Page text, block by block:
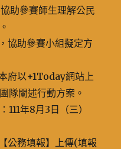
助參賽師生理解公民
協助參賽小組擬定方
府以+1Today網站上
隊闡述行動方案。
年8月3日（三）
公務填報】上傳(填報